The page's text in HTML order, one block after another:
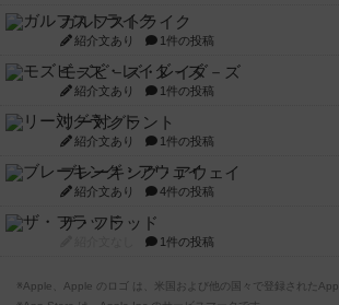
ガルフストライク
紹介文あり 1件の投稿
モズビ－ズ・レイダ－ズ
紹介文あり 1件の投稿
リー対グラント
紹介文あり 1件の投稿
ブレーキング・アウェイ
紹介文あり 4件の投稿
ザ・フラッド
1件の投稿
※Apple、Apple のロゴ は、米国および他の国々で登録された